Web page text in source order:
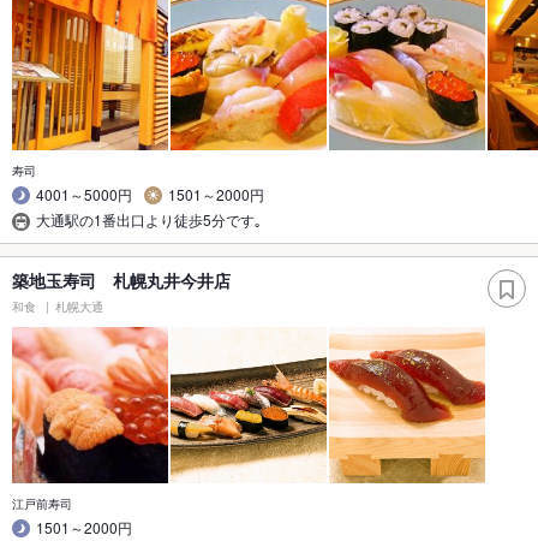
寿司
4001～5000円
1501～2000円
大通駅の1番出口より徒歩5分です｡
築地玉寿司 札幌丸井今井店
和食 札幌大通
江戸前寿司
1501～2000円